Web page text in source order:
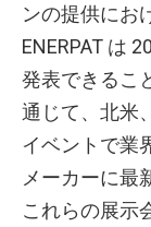
ンの提供にお
ENERPAT は
発表できるこ
通じて、北米
イベントで業
メーカーに最
これらの展示